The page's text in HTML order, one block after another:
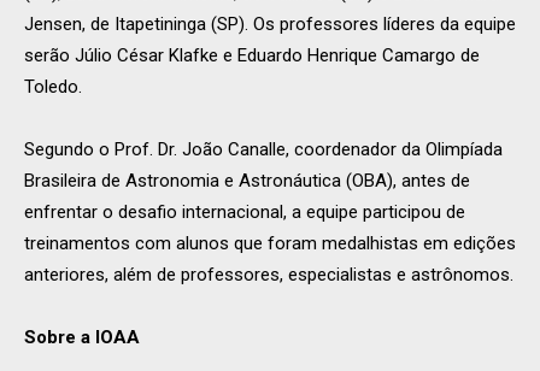
Jensen, de Itapetininga (SP). Os professores líderes da equipe
serão Júlio César Klafke e Eduardo Henrique Camargo de
Toledo.
Segundo o Prof. Dr. João Canalle, coordenador da Olimpíada
Brasileira de Astronomia e Astronáutica (OBA), antes de
enfrentar o desafio internacional, a equipe participou de
treinamentos com alunos que foram medalhistas em edições
anteriores, além de professores, especialistas e astrônomos.
Sobre a IOAA